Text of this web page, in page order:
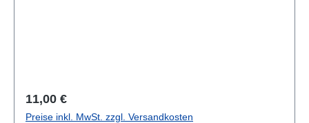
Regulärer Preis:
11,00 €
Preise inkl. MwSt. zzgl. Versandkosten